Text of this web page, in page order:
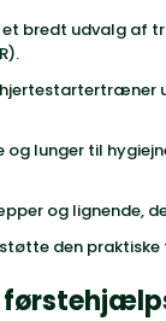
udvalg af
lunger til
og lignende,
den